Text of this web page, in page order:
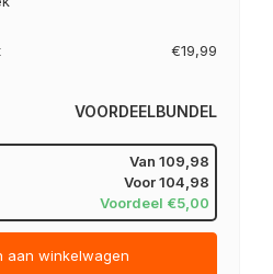
€19,99
VOORDEELBUNDEL
Van 109,98
Voor104,98
Voordeel €5,00
aan winkelwagen